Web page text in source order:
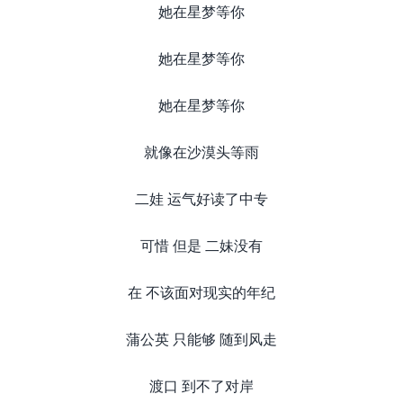
她在星梦等你
她在星梦等你
她在星梦等你
就像在沙漠头等雨
二娃 运气好读了中专
可惜 但是 二妹没有
在 不该面对现实的年纪
蒲公英 只能够 随到风走
渡口 到不了对岸